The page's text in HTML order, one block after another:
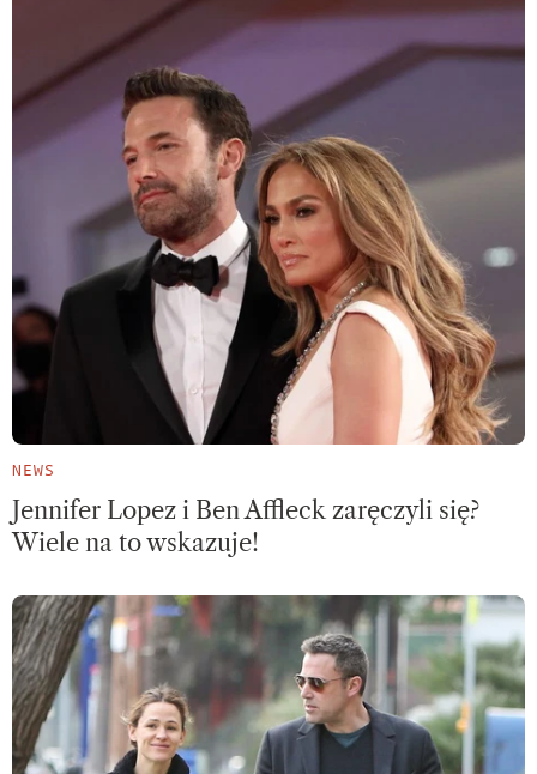
NEWS
Jennifer Lopez i Ben Affleck zaręczyli się?
Wiele na to wskazuje!